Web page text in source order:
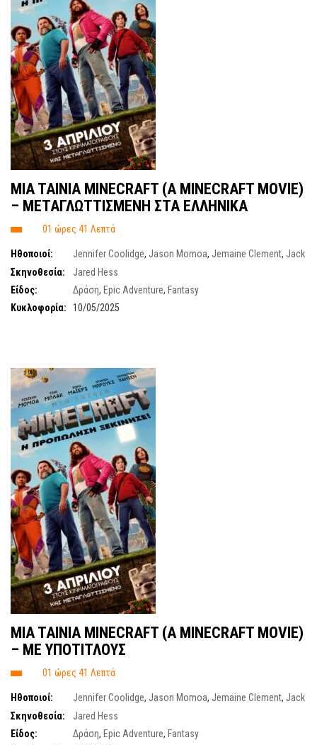
MIA TAINIA MINECRAFT (A ΜΙΝΕCRAFT MOVIE)
– ΜΕΤΑΓΛΩΤΤΙΣΜΕΝΗ ΣΤΑ ΕΛΛΗΝΙΚΑ
01 ώρες 41 Λεπτά
Ηθοποιοί: Jennifer Coolidge, Jason Momoa, Jemaine Clement, Jack
Black,Emma Mayers
Σκηνοθεσία:
Jared Hess
Είδος:
Δράση, Epic Adventure, Fantasy
Κυκλοφορία:
10/05/2025
MIA TAINIA MINECRAFT (A ΜΙΝΕCRAFT MOVIE)
– ME ΥΠΟΤΙΤΛΟΥΣ
01 ώρες 41 Λεπτά
Ηθοποιοί: Jennifer Coolidge, Jason Momoa, Jemaine Clement, Jack
Black,Emma Mayers
Σκηνοθεσία:
Jared Hess
Είδος:
Δράση, Epic Adventure, Fantasy